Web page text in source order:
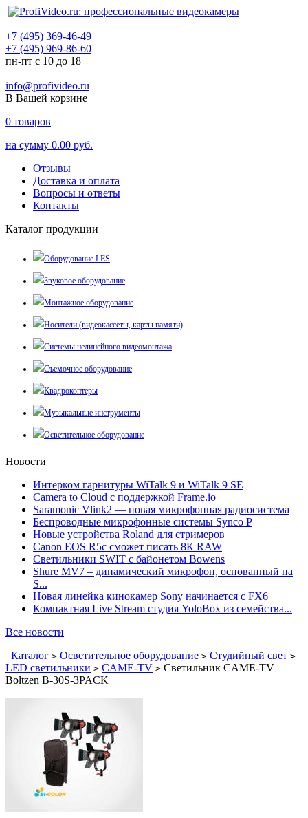
+7 (495) 369-46-49
+7 (495) 969-86-60
пн-пт с 10 до 18
info@profivideo.ru
В Вашей корзине
0 товаров
на сумму 0.00 руб.
Отзывы
Доставка и оплата
Вопросы и ответы
Контакты
Каталог продукции
Оборудование LES
Звуковое оборудование
Монтажное оборудование
Носители (видеокассеты, карты памяти)
Системы нелинейного видеомонтажа
Съемочное оборудование
Квадрокоптеры
Музыкальные инструменты
Осветительное оборудование
Новости
Интерком гарнитуры WiTalk 9 и WiTalk 9 SE
Camera to Cloud с поддержкой Frame.io
Saramonic Vlink2 — новая микрофонная радиосистема
Беспроводные микрофонные системы Synco P
Новые устройства Roland для стримеров
Canon EOS R5c сможет писать 8К RAW
Светильники SWIT с байонетом Bowens
Shure MV7 – динамический микрофон, основанный на
S...
Новая линейка кинокамер Sony начинается с FX6
Компактная Live Stream студия YoloBox из семейства...
Все новости
Каталог > Осветительное оборудование > Студийный свет >
LED светильники > CAME-TV > Светильник CAME-TV
Boltzen B-30S-3PACK